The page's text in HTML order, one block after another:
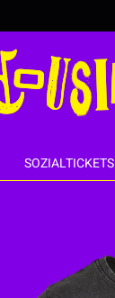
SOZIALTICKETS